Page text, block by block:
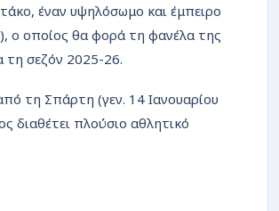
έναν υψηλόσωμο και έμπειρο
ο οποίος θα φορά τη φανέλα της
τη σεζόν 2025-26.
τη Σπάρτη (γεν. 14 Ιανουαρίου
διαθέτει πλούσιο αθλητικό